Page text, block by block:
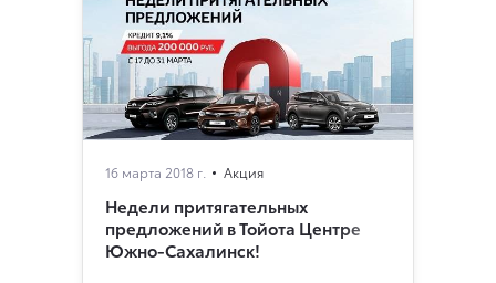
16 марта 2018 г. Акция
Недели притягательных
предложений в Тойота Центре
Южно-Сахалинск!